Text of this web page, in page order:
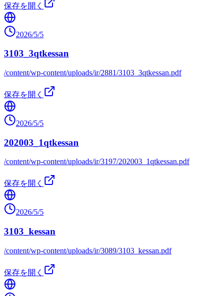
保存を開く
2026/5/5
3103_3qtkessan
/content/wp-content/uploads/ir/2881/3103_3qtkessan.pdf
保存を開く
2026/5/5
202003_1qtkessan
/content/wp-content/uploads/ir/3197/202003_1qtkessan.pdf
保存を開く
2026/5/5
3103_kessan
/content/wp-content/uploads/ir/3089/3103_kessan.pdf
保存を開く